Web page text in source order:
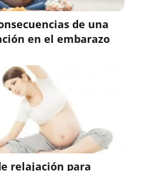
de una
en el embarazo
relajación para